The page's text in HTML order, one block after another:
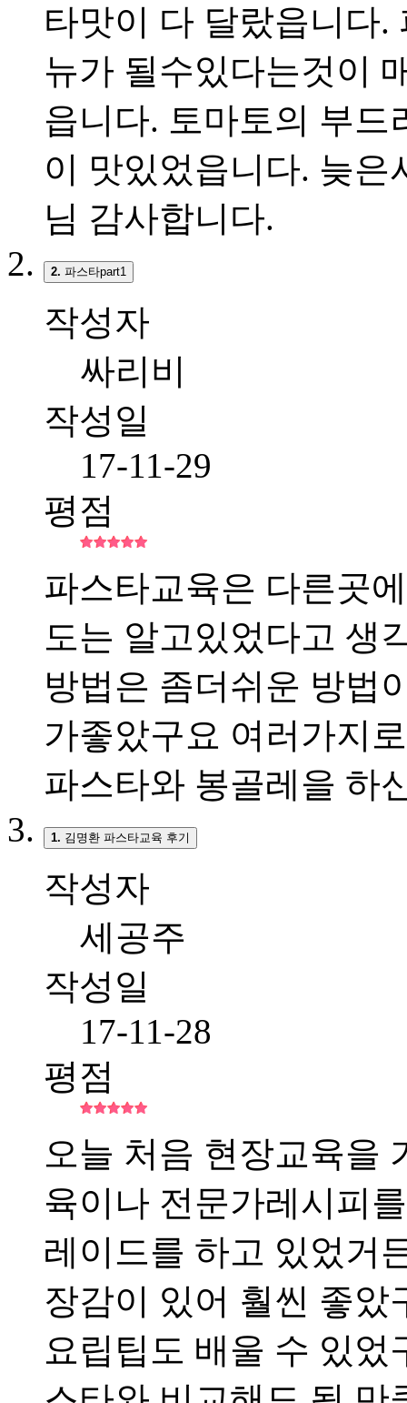
타맛이 다 달랐읍니다.
뉴가 될수있다는것이
읍니다. 토마토의 부
이 맛있었읍니다. 늦
님 감사합니다.
2. 파스타part1
작성자
싸리비
작성일
17-11-29
평점
파스타교육은 다른곳
도는 알고있었다고 생
방법은 좀더쉬운 방법
가좋았구요 여러가지
파스타와 봉골레을 하
1. 김명환 파스타교육 후기
작성자
세공주
작성일
17-11-28
평점
오늘 처음 현장교육을
육이나 전문가레시피
레이드를 하고 있었거
장감이 있어 훨씬 좋았
요립팁도 배울 수 있